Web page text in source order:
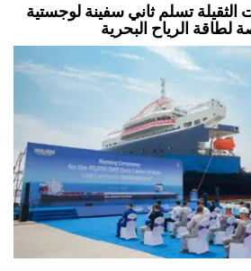
تسلم ثاني سفينة لوجستية
الرياح البحرية